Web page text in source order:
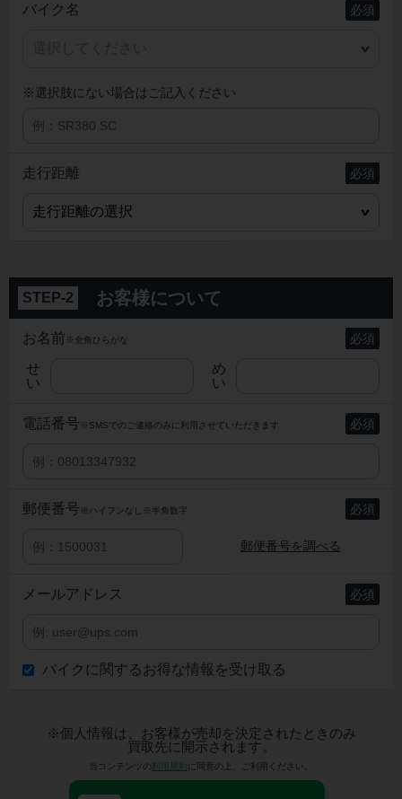
バイク名
※選択肢にない場合はご記入ください
走行距離
STEP-2 お客様について
お名前 ※全角ひらがな
せ
い
め
い
電話番号 ※SMSでのご連絡のみに利用させていただきます
郵便番号 ※ハイフンなし ※半角数字
郵便番号を調べる
メールアドレス
バイクに関するお得な情報を受け取る
※個人情報は、お客様が売却を決定されたときのみ
買取先に開示されます。
当コンテンツの利用規約に同意の上、ご利用ください。